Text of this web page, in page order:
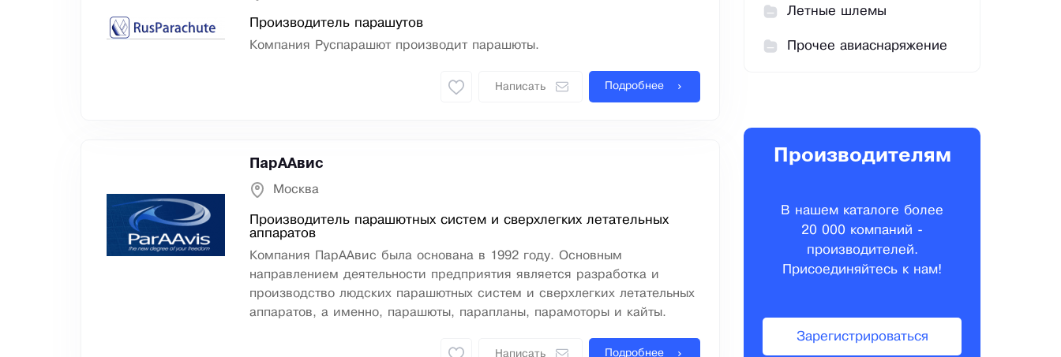
Производитель парашутов
Компания Руспарашют производит парашюты.
Написать Подробнее
ПарААвис
Москва
Производитель парашютных систем и сверхлегких летательных
аппаратов
Компания ПарААвис была основана в 1992 году. Основным
направлением деятельности предприятия является разработка и
производство людских парашютных систем и сверхлегких летательных
аппаратов, а именно, парашюты, парапланы, парамоторы и кайты.
Написать Подробнее
Летные шлемы
Прочее авиаснаряжение
Производителям
В нашем каталоге более
20 000 компаний -
производителей.
Присоединяйтесь к нам!
Зарегистрироваться